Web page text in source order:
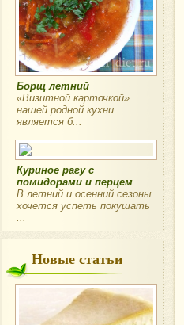
Борщ летний
«Визитной карточкой»
нашей родной кухни
является б...
Куриное рагу с
помидорами и перцем
В летний и осенний сезоны
хочется успеть покушать
Новые статьи